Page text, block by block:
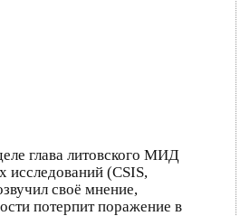
глава литовского МИД
исследований (CSIS,
своё мнение,
потерпит поражение в